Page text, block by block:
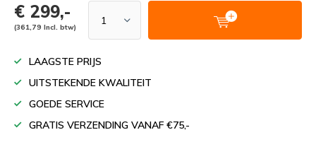
€ 299,-
(361,79 Incl. btw)
LAAGSTE PRIJS
UITSTEKENDE KWALITEIT
GOEDE SERVICE
GRATIS VERZENDING VANAF €75,-